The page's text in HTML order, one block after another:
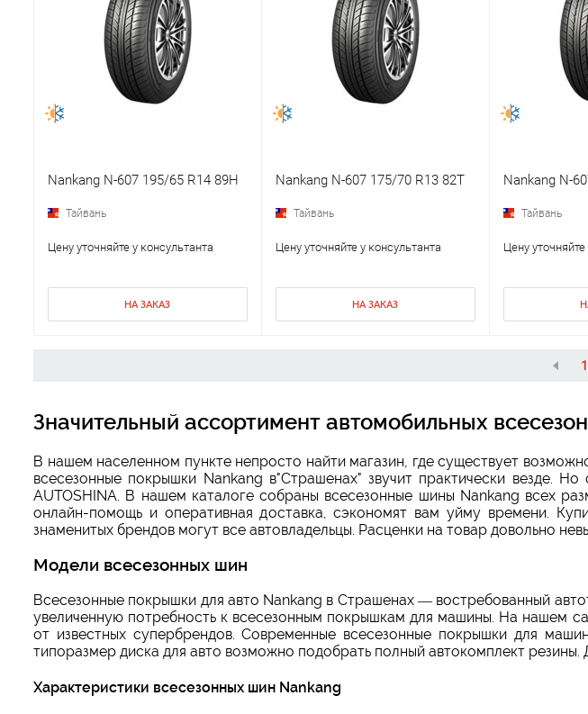
Nankang N-607 195/65 R14 89H
Тайвань
Цену уточняйте у консультанта
НА ЗАКАЗ
Nankang N-607 175/70 R13 82T
Тайвань
Цену уточняйте у консультанта
НА ЗАКАЗ
Nankang N-
Тайвань
Цену
1
Значительный ассортимент автомобильных
В нашем населенном пункте непросто найти магазин, где существует
всесезонные покрышки Nankang в"Страшенах" звучит практически везде.
AUTOSHINA. В нашем каталоге собраны всесезонные шины Nankang всех
онлайн-помощь и оперативная доставка, сэкономят вам уйму времени.
знаменитых брендов могут все автовладельцы. Расценки на товар довольно
Модели всесезонных шин
Всесезонные покрышки для авто Nankang в Страшенах — востребованный
увеличенную потребность к всесезонным покрышкам для машины. На нашем
от известных супербрендов. Современные всесезонные покрышки для
типоразмер диска для авто возможно подобрать полный автокомплект
Характеристики всесезонных шин Nankang